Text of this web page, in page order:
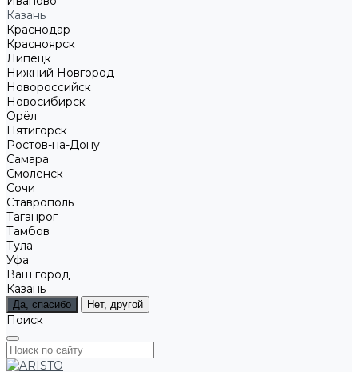
Казань
Краснодар
Красноярск
Липецк
Нижний Новгород
Новороссийск
Новосибирск
Орёл
Пятигорск
Ростов-на-Дону
Самара
Смоленск
Сочи
Ставрополь
Таганрог
Тамбов
Тула
Уфа
Ваш город
Казань
Да, спасибо Нет, другой
Поиск